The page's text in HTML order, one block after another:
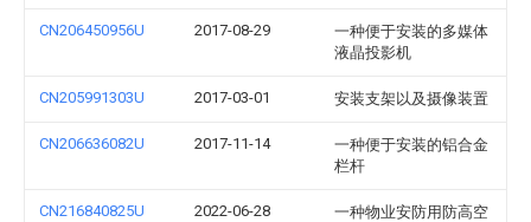
CN206450956U 2017-08-29
一种便于安装的多媒体
液晶投影机
CN205991303U 2017-03-01 安装支架以及摄像装置
CN206636082U 2017-11-14
一种便于安装的铝合金
栏杆
CN216840825U 2022-06-28
一种物业安防用防高空